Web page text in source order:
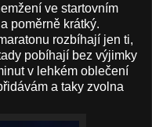
ve startovním
poměrně krátký.
rozbíhají jen ti,
pobíhají bez výjimky
v lehkém oblečení
a taky zvolna